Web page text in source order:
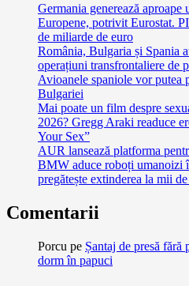
Germania generează
Europene, potrivit Eurostat.
de miliarde de euro
România, Bulgaria și Spania
operațiuni transfrontaliere de
Avioanele spaniole vor putea
Bulgariei
Mai poate un film despre
2026? Gregg Araki readuce
Your Sex”
AUR lansează platforma
BMW aduce roboți umanoizi
pregătește extinderea la mii
Comentarii
Porcu pe Șantaj de presă
dorm în papuci